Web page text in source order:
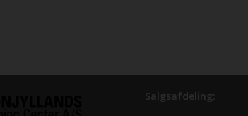
Salgsafdeling: